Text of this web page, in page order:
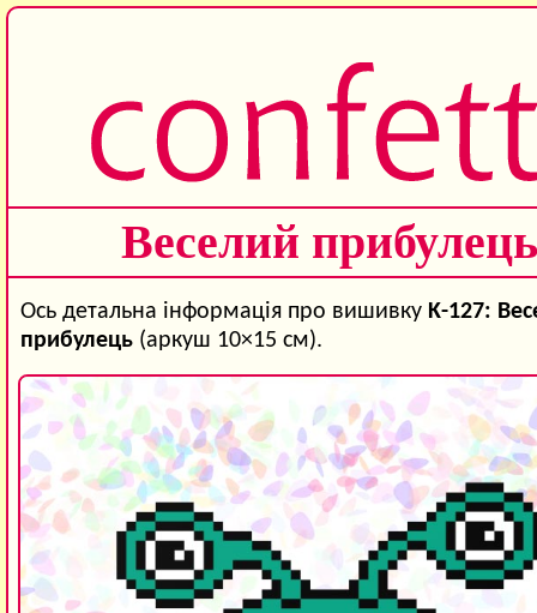
Веселий прибулець
Ось детальна інформація про вишивку K-127:
прибулець (аркуш 10×15 см).